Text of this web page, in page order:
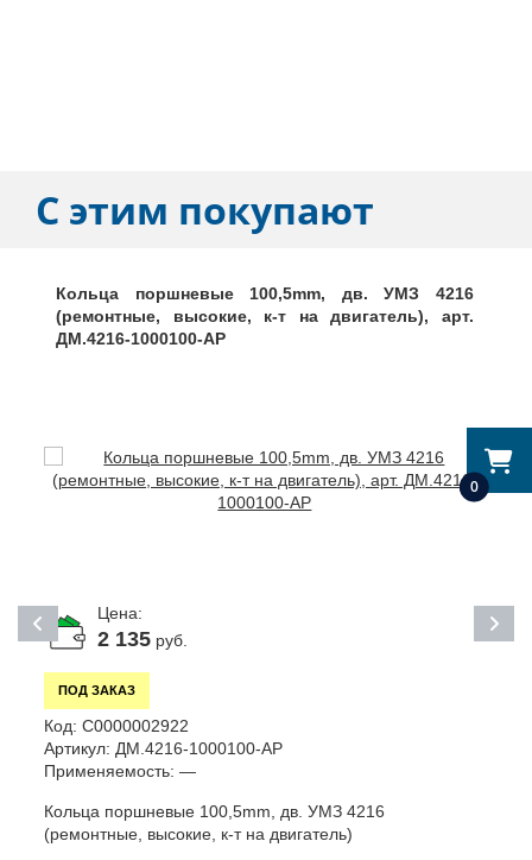
0
С этим покупают
Кольца поршневые 100,5mm, дв. УМЗ 4216
(ремонтные, высокие, к-т на двигатель), арт.
ДМ.4216-1000100-АР
Цена:
2 135руб.
ПОД ЗАКАЗ
Код: С0000002922
Артикул: ДМ.4216-1000100-АР
Применяемость: —
Кольца поршневые 100,5mm, дв. УМЗ 4216
(ремонтные, высокие, к-т на двигатель)